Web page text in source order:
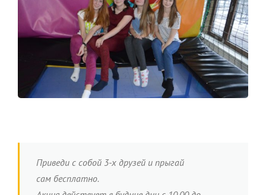
Приведи с собой 3-х друзей и прыгай
сам бесплатно.